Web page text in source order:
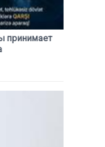
принимает